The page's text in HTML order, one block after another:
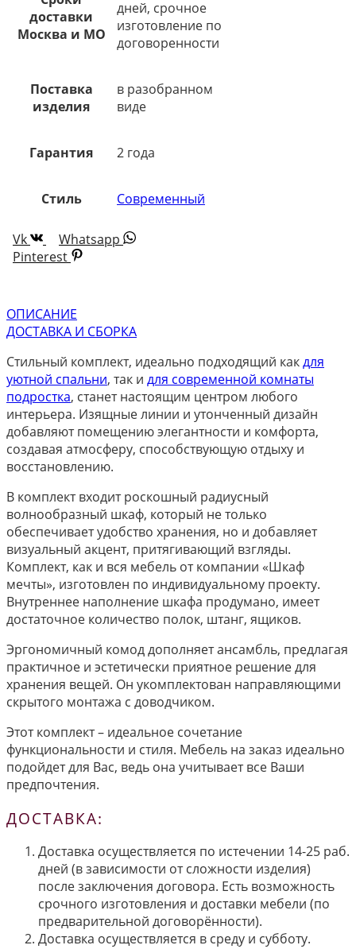
доставки
Москва и МО
дней, срочное
изготовление по
договоренности
Поставка
изделия
в разобранном
виде
Гарантия 2 года
Стиль Современный
Vk
Whatsapp
Pinterest
ОПИСАНИЕ
ДОСТАВКА И СБОРКА
Стильный комплект, идеально подходящий какдля
уютной спальни, так и для современной комнаты
подростка, станет настоящим центром любого
интерьера. Изящные линии и утонченный дизайн
добавляют помещению элегантности и комфорта,
создавая атмосферу, способствующую отдыху и
восстановлению.
В комплект входит роскошный радиусный
волнообразный шкаф, который не только
обеспечивает удобство хранения, но и добавляет
визуальный акцент, притягивающий взгляды.
Комплект, как и вся мебель от компании «Шкаф
мечты», изготовлен по индивидуальному проекту.
Внутреннее наполнение шкафа продумано, имеет
достаточное количество полок, штанг, ящиков.
Эргономичный комод дополняет ансамбль, предлагая
практичное и эстетически приятное решение для
хранения вещей. Он укомплектован направляющими
скрытого монтажа с доводчиком.
Этот комплект – идеальное сочетание
функциональности и стиля. Мебель на заказ идеально
подойдет для Вас, ведь она учитывает все Ваши
предпочтения.
ДОСТАВКА:
Доставка осуществляется по истечении 14-25 раб.
дней (в зависимости от сложности изделия)
после заключения договора. Есть возможность
срочного изготовления и доставки мебели (по
предварительной договорённости).
Доставка осуществляется в среду и субботу.